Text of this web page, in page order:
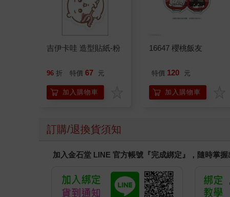
吉伊卡哇 造型貼紙-粉
96 折 特價 67 元
加入購物車
16647 櫻桃飯友
特價 120 元
加入購物車
訂購/退換貨須知
加入金石堂 LINE 官方帳號『完成綁定』，隨時掌握